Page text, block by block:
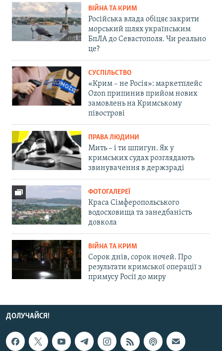
ВІЙНА ТА КРИМ
Російська влада обіцяє закрити
морський шлях українським
БпЛА до Севастополя. Чи реально
це?
СУСПІЛЬСТВО
«Крим – не Росія»: маркетплейс
Ozon припинив прийом нових
замовлень на Кримському
півострові
ПРАВА ЛЮДИНИ
Мить – і ти шпигун. Як у
кримських судах розглядають
звинувачення в держзраді
ФОТОГАЛЕРЕЇ
Краса Сімферопольського
водосховища та занедбаність
довкола
ВІЙНА ТА КРИМ
Сорок днів, сорок ночей. Про
результати кримської операції з
примусу Росії до миру
ДОЛУЧАЙСЯ!